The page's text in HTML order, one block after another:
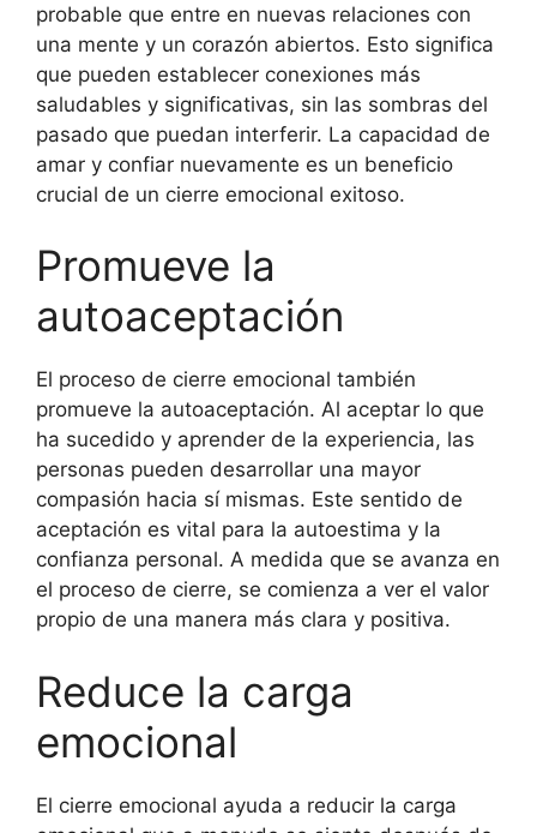
probable que entre en nuevas relaciones con
una mente y un corazón abiertos. Esto significa
que pueden establecer conexiones más
saludables y significativas, sin las sombras del
pasado que puedan interferir. La capacidad de
amar y confiar nuevamente es un beneficio
crucial de un cierre emocional exitoso.
Promueve la
autoaceptación
El proceso de cierre emocional también
promueve la autoaceptación. Al aceptar lo que
ha sucedido y aprender de la experiencia, las
personas pueden desarrollar una mayor
compasión hacia sí mismas. Este sentido de
aceptación es vital para la autoestima y la
confianza personal. A medida que se avanza en
el proceso de cierre, se comienza a ver el valor
propio de una manera más clara y positiva.
Reduce la carga
emocional
El cierre emocional ayuda a reducir la carga